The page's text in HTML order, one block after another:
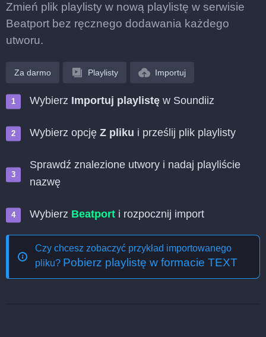
Zmień plik playlisty w nową playlistę w serwisie
Beatport bez ręcznego dodawania każdego
utworu.
Za darmo Playlisty Importuj
Wybierz Importuj playlistę w Soundiiz
Wybierz opcję Z pliku i prześlij plik playlisty
Sprawdź znalezione utwory i nadaj playliście
nazwę
Wybierz Beatport i rozpocznij import
Czy chcesz zobaczyć przykład importowanego
pliku? Pobierz playlistę w formacie TEXT